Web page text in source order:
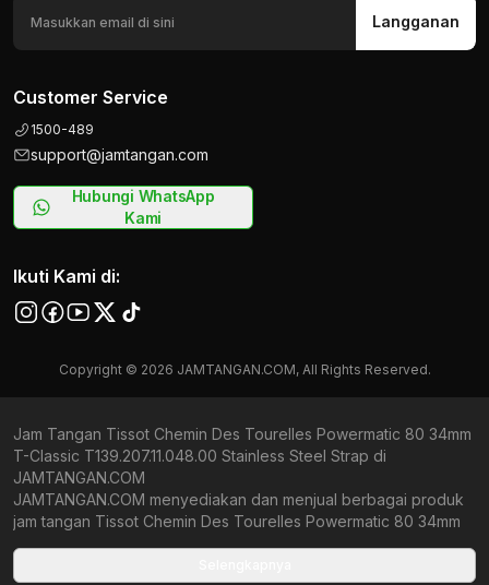
Langganan
Customer Service
1500-489
support@jamtangan.com
Hubungi WhatsApp
Kami
Ikuti Kami di:
Copyright © 2026 JAMTANGAN.COM, All Rights Reserved.
Jam Tangan Tissot Chemin Des Tourelles Powermatic 80 34mm
T-Classic T139.207.11.048.00 Stainless Steel Strap di
JAMTANGAN.COM
JAMTANGAN.COM menyediakan dan menjual berbagai produk
jam tangan Tissot Chemin Des Tourelles Powermatic 80 34mm